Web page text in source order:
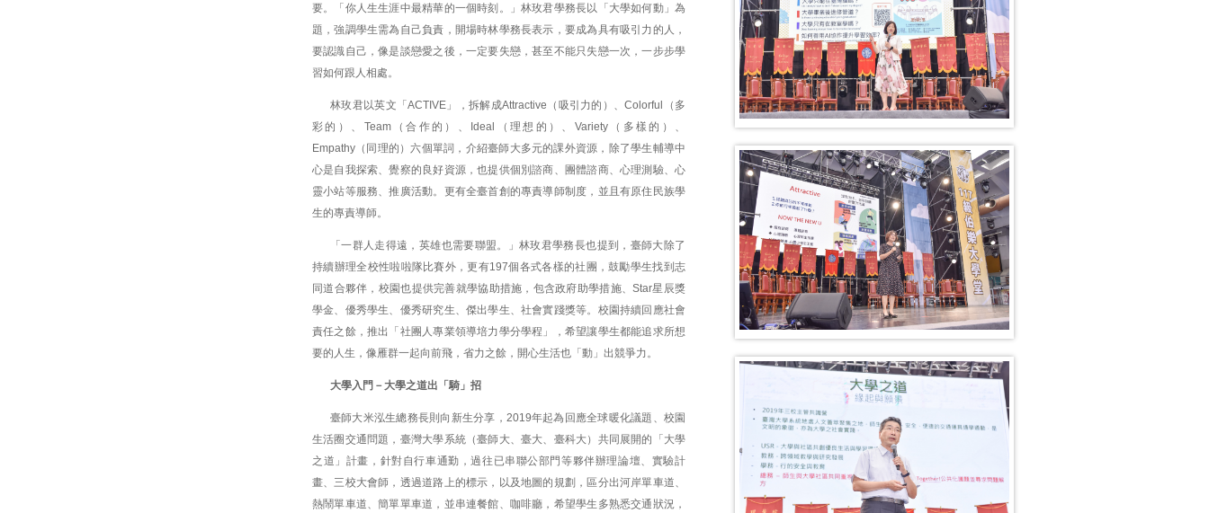
要。「你人生生涯中最精華的一個時刻。」林玫君學務長以「大學如何動」為
題，強調學生需為自己負責，開場時林學務長表示，要成為具有吸引力的人，
要認識自己，像是談戀愛之後，一定要失戀，甚至不能只失戀一次，一步步學
習如何跟人相處。
林玫君以英文「ACTIVE」，拆解成Attractive（吸引力的）、Colorful（多
彩的）、Team（合作的）、Ideal（理想的）、Variety（多樣的）、
Empathy（同理的）六個單詞，介紹臺師大多元的課外資源，除了學生輔導中
心是自我探索、覺察的良好資源，也提供個別諮商、團體諮商、心理測驗、心
靈小站等服務、推廣活動。更有全臺首創的專責導師制度，並且有原住民族學
生的專責導師。
「一群人走得遠，英雄也需要聯盟。」林玫君學務長也提到，臺師大除了
持續辦理全校性啦啦隊比賽外，更有197個各式各樣的社團，鼓勵學生找到志
同道合夥伴，校園也提供完善就學協助措施，包含政府助學措施、Star星辰獎
學金、優秀學生、優秀研究生、傑出學生、社會實踐獎等。校園持續回應社會
責任之餘，推出「社團人專業領導培力學分學程」，希望讓學生都能追求所想
要的人生，像雁群一起向前飛，省力之餘，開心生活也「動」出競爭力。
大學入門－大學之道出「騎」招
臺師大米泓生總務長則向新生分享，2019年起為回應全球暖化議題、校園
生活圈交通問題，臺灣大學系統（臺師大、臺大、臺科大）共同展開的「大學
之道」計畫，針對自行車通勤，過往已串聯公部門等夥伴辦理論壇、實驗計
畫、三校大會師，透過道路上的標示，以及地圖的規劃，區分出河岸單車道、
熱鬧單車道、簡單單車道，並串連餐館、咖啡廳，希望學生多熟悉交通狀況，